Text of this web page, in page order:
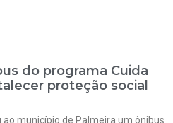
do programa Cuida
proteção social
município de Palmeira um ônibus